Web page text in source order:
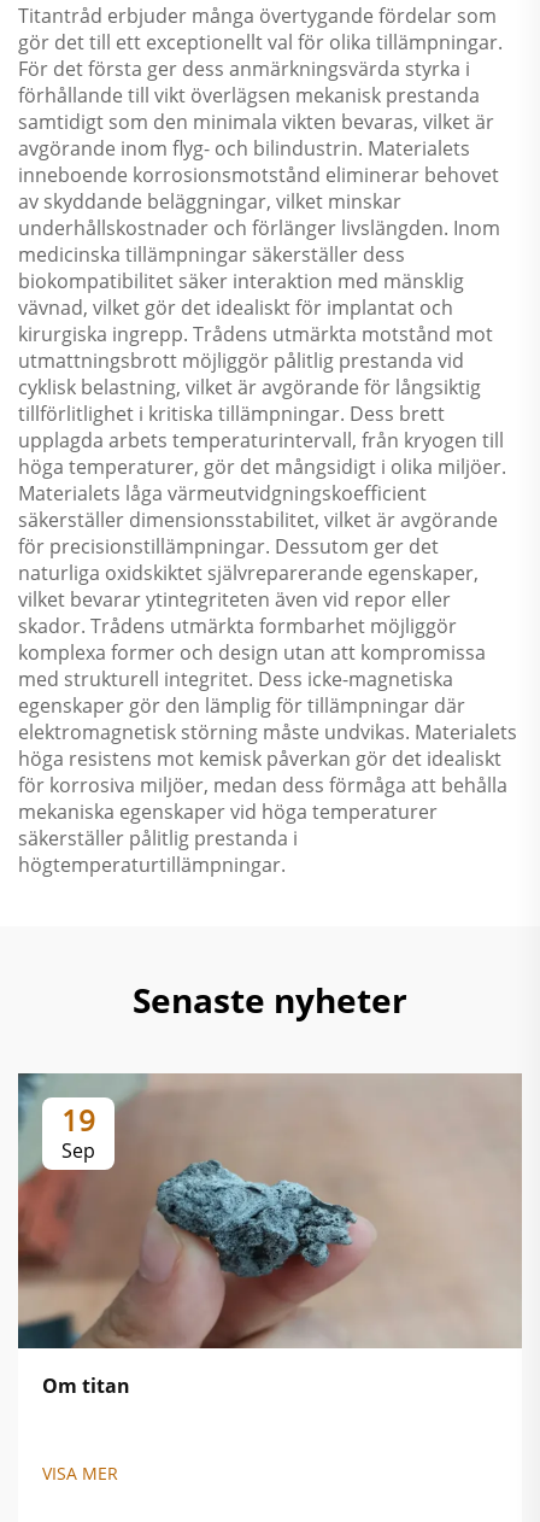
Titantråd erbjuder många övertygande fördelar som
gör det till ett exceptionellt val för olika tillämpningar.
För det första ger dess anmärkningsvärda styrka i
förhållande till vikt överlägsen mekanisk prestanda
samtidigt som den minimala vikten bevaras, vilket är
avgörande inom flyg- och bilindustrin. Materialets
inneboende korrosionsmotstånd eliminerar behovet
av skyddande beläggningar, vilket minskar
underhållskostnader och förlänger livslängden. Inom
medicinska tillämpningar säkerställer dess
biokompatibilitet säker interaktion med mänsklig
vävnad, vilket gör det idealiskt för implantat och
kirurgiska ingrepp. Trådens utmärkta motstånd mot
utmattningsbrott möjliggör pålitlig prestanda vid
cyklisk belastning, vilket är avgörande för långsiktig
tillförlitlighet i kritiska tillämpningar. Dess brett
upplagda arbets temperaturintervall, från kryogen till
höga temperaturer, gör det mångsidigt i olika miljöer.
Materialets låga värmeutvidgningskoefficient
säkerställer dimensionsstabilitet, vilket är avgörande
för precisionstillämpningar. Dessutom ger det
naturliga oxidskiktet självreparerande egenskaper,
vilket bevarar ytintegriteten även vid repor eller
skador. Trådens utmärkta formbarhet möjliggör
komplexa former och design utan att kompromissa
med strukturell integritet. Dess icke-magnetiska
egenskaper gör den lämplig för tillämpningar där
elektromagnetisk störning måste undvikas. Materialets
höga resistens mot kemisk påverkan gör det idealiskt
för korrosiva miljöer, medan dess förmåga att behålla
mekaniska egenskaper vid höga temperaturer
säkerställer pålitlig prestanda i
högtemperaturtillämpningar.
Senaste nyheter
19
Sep
Om titan
VISA MER